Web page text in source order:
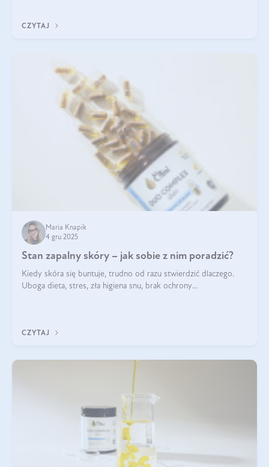
CZYTAJ
Maria Knapik
4 gru 2025
Stan zapalny skóry – jak sobie z nim poradzić?
Kiedy skóra się buntuje, trudno od razu stwierdzić dlaczego.
Uboga dieta, stres, zła higiena snu, brak ochrony
CZYTAJ